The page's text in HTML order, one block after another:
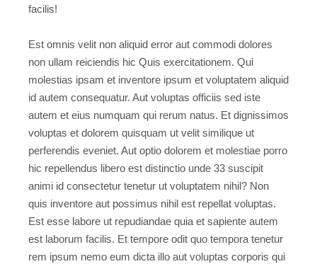
facilis!
Est omnis velit non aliquid error aut commodi dolores
non ullam reiciendis hic Quis exercitationem. Qui
molestias ipsam et inventore ipsum et voluptatem aliquid
id autem consequatur. Aut voluptas officiis sed iste
autem et eius numquam qui rerum natus. Et dignissimos
voluptas et dolorem quisquam ut velit similique ut
perferendis eveniet. Aut optio dolorem et molestiae porro
hic repellendus libero est distinctio unde 33 suscipit
animi id consectetur tenetur ut voluptatem nihil? Non
quis inventore aut possimus nihil est repellat voluptas.
Est esse labore ut repudiandae quia et sapiente autem
est laborum facilis. Et tempore odit quo tempora tenetur
rem ipsum nemo eum dicta illo aut voluptas corporis qui